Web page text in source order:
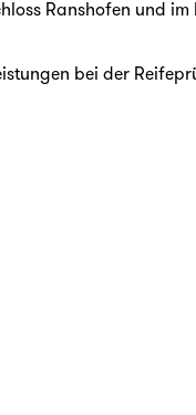
Ranshofen und im
bei der